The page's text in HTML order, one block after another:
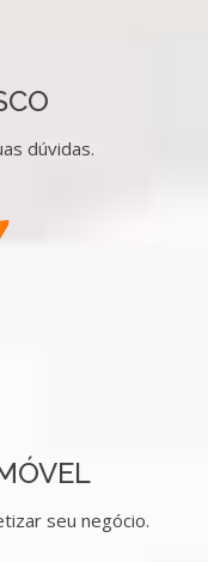
dúvidas.
seu negócio.